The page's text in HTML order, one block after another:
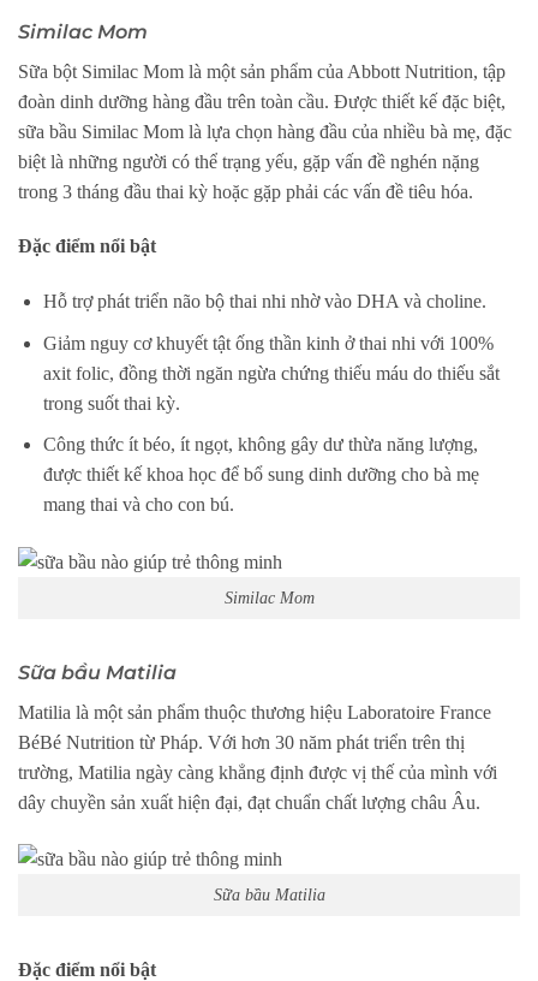
Similac Mom
Sữa bột Similac Mom là một sản phẩm của Abbott Nutrition, tập
đoàn dinh dưỡng hàng đầu trên toàn cầu. Được thiết kế đặc biệt,
sữa bầu Similac Mom là lựa chọn hàng đầu của nhiều bà mẹ, đặc
biệt là những người có thể trạng yếu, gặp vấn đề nghén nặng
trong 3 tháng đầu thai kỳ hoặc gặp phải các vấn đề tiêu hóa.
Đặc điểm nổi bật
Hỗ trợ phát triển não bộ thai nhi nhờ vào DHA và choline.
Giảm nguy cơ khuyết tật ống thần kinh ở thai nhi với 100%
axit folic, đồng thời ngăn ngừa chứng thiếu máu do thiếu sắt
trong suốt thai kỳ.
Công thức ít béo, ít ngọt, không gây dư thừa năng lượng,
được thiết kế khoa học để bổ sung dinh dưỡng cho bà mẹ
mang thai và cho con bú.
Similac Mom
Sữa bầu Matilia
Matilia là một sản phẩm thuộc thương hiệu Laboratoire France
BéBé Nutrition từ Pháp. Với hơn 30 năm phát triển trên thị
trường, Matilia ngày càng khẳng định được vị thế của mình với
dây chuyền sản xuất hiện đại, đạt chuẩn chất lượng châu Âu.
Sữa bầu Matilia
Đặc điểm nổi bật